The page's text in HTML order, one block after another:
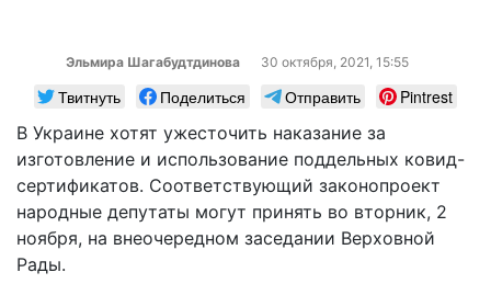
Эльмира Шагабудтдинова 30 октября, 2021, 15:55
Твитнуть Поделиться Отправить
Pintrest
В Украине хотят ужесточить наказание за
изготовление и использование поддельных ковид-
сертификатов. Соответствующий законопроект
народные депутаты могут принять во вторник, 2
ноября, на внеочередном заседании Верховной
Рады.